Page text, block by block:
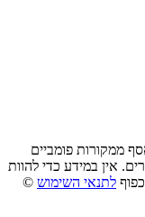
ממקורות פומביים
אין במידע כדי להוות
לתנאי השימוש ©